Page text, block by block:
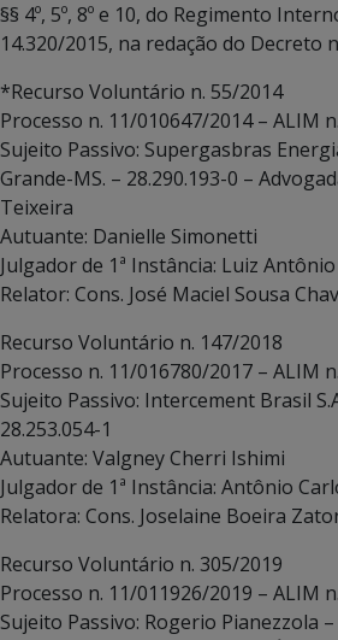
§§ 4º, 5º, 8º e 10, do Regimento
14.320/2015, na redação do Decreto
*Recurso Voluntário n. 55/2014
Processo n. 11/010647/2014 – ALIM
Sujeito Passivo: Supergasbras
Grande-MS. – 28.290.193-0 –
Teixeira
Autuante: Danielle Simonetti
Julgador de 1ª Instância: Luiz
Relator: Cons. José Maciel Sousa
Recurso Voluntário n. 147/2018
Processo n. 11/016780/2017 – ALIM
Sujeito Passivo: Intercement Brasil
28.253.054-1
Autuante: Valgney Cherri Ishimi
Julgador de 1ª Instância: Antônio
Relatora: Cons. Joselaine Boeira
Recurso Voluntário n. 305/2019
Processo n. 11/011926/2019 – ALIM
Sujeito Passivo: Rogerio Pianezzola